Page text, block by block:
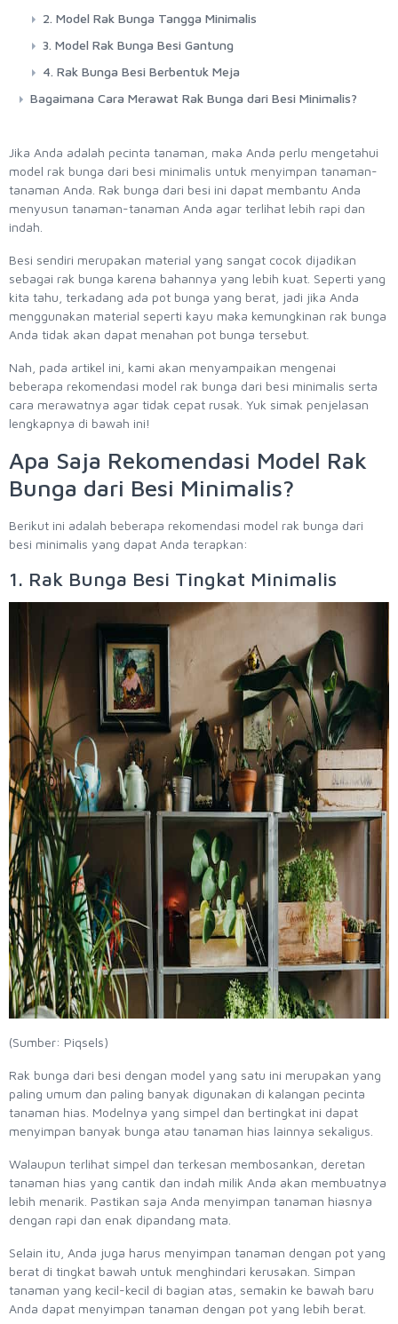
2. Model Rak Bunga Tangga Minimalis
3. Model Rak Bunga Besi Gantung
4. Rak Bunga Besi Berbentuk Meja
Bagaimana Cara Merawat Rak Bunga dari Besi Minimalis?
Jika Anda adalah pecinta tanaman, maka Anda perlu mengetahui
model rak bunga dari besi minimalis untuk menyimpan tanaman-
tanaman Anda. Rak bunga dari besi ini dapat membantu Anda
menyusun tanaman-tanaman Anda agar terlihat lebih rapi dan
indah.
Besi sendiri merupakan material yang sangat cocok dijadikan
sebagai rak bunga karena bahannya yang lebih kuat. Seperti yang
kita tahu, terkadang ada pot bunga yang berat, jadi jika Anda
menggunakan material seperti kayu maka kemungkinan rak bunga
Anda tidak akan dapat menahan pot bunga tersebut.
Nah, pada artikel ini, kami akan menyampaikan mengenai
beberapa rekomendasi model rak bunga dari besi minimalis serta
cara merawatnya agar tidak cepat rusak. Yuk simak penjelasan
lengkapnya di bawah ini!
Apa Saja Rekomendasi Model Rak
Bunga dari Besi Minimalis?
Berikut ini adalah beberapa rekomendasi model rak bunga dari
besi minimalis yang dapat Anda terapkan:
1. Rak Bunga Besi Tingkat Minimalis
(Sumber: Piqsels)
Rak bunga dari besi dengan model yang satu ini merupakan yang
paling umum dan paling banyak digunakan di kalangan pecinta
tanaman hias. Modelnya yang simpel dan bertingkat ini dapat
menyimpan banyak bunga atau tanaman hias lainnya sekaligus.
Walaupun terlihat simpel dan terkesan membosankan, deretan
tanaman hias yang cantik dan indah milik Anda akan membuatnya
lebih menarik. Pastikan saja Anda menyimpan tanaman hiasnya
dengan rapi dan enak dipandang mata.
Selain itu, Anda juga harus menyimpan tanaman dengan pot yang
berat di tingkat bawah untuk menghindari kerusakan. Simpan
tanaman yang kecil-kecil di bagian atas, semakin ke bawah baru
Anda dapat menyimpan tanaman dengan pot yang lebih berat.